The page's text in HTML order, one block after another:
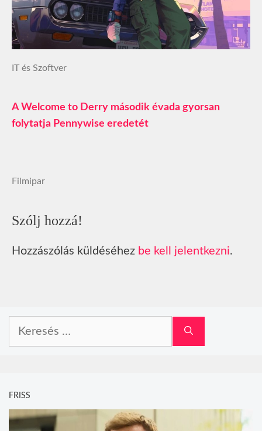
IT és Szoftver
A Welcome to Derry második évada gyorsan
folytatja Pennywise eredetét
Filmipar
Szólj hozzá!
Hozzászólás küldéséhez be kell jelentkezni.
FRISS